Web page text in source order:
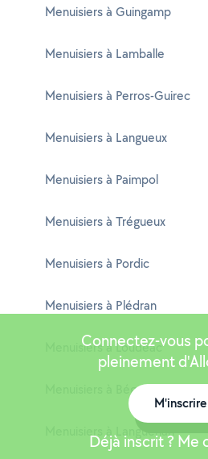
Menuisiers à Guingamp
Menuisiers à Lamballe
Menuisiers à Perros-Guirec
Menuisiers à Langueux
Menuisiers à Paimpol
Menuisiers à Trégueux
Menuisiers à Pordic
Menuisiers à Plédran
Menuisiers à Loudéac
Menuisiers à Bégard
Menuisiers à Languenan
Connectez-vous
pleinement
M'inscrire
Déjà inscrit ? Me